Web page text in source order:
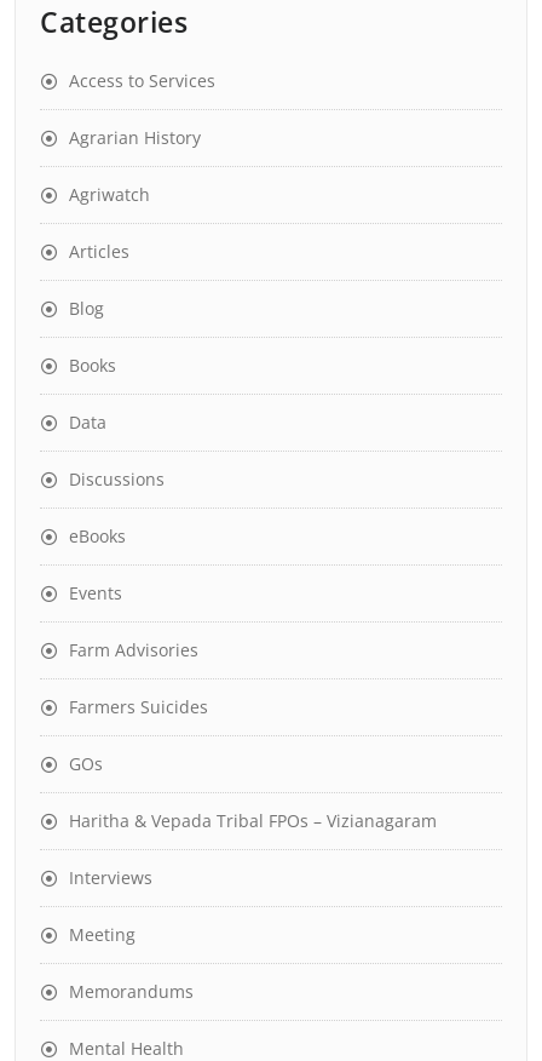
Categories
Access to Services
Agrarian History
Agriwatch
Articles
Blog
Books
Data
Discussions
eBooks
Events
Farm Advisories
Farmers Suicides
GOs
Haritha & Vepada Tribal FPOs – Vizianagaram
Interviews
Meeting
Memorandums
Mental Health